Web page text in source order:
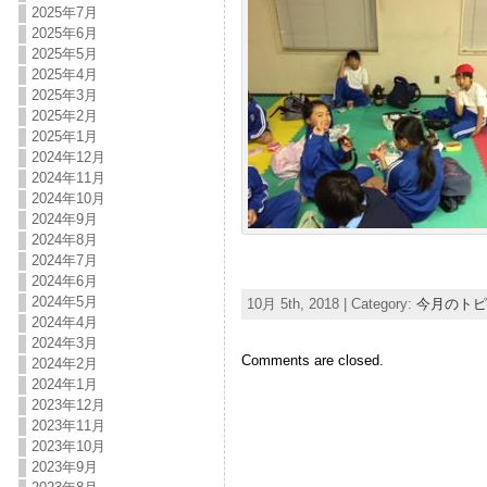
2025年7月
2025年6月
2025年5月
2025年4月
2025年3月
2025年2月
2025年1月
2024年12月
2024年11月
2024年10月
2024年9月
2024年8月
2024年7月
2024年6月
2024年5月
2024年4月
2024年3月
2024年2月
2024年1月
2023年12月
2023年11月
2023年10月
2023年9月
10月 5th, 2018 | Category: 今月のト
Comments are closed.